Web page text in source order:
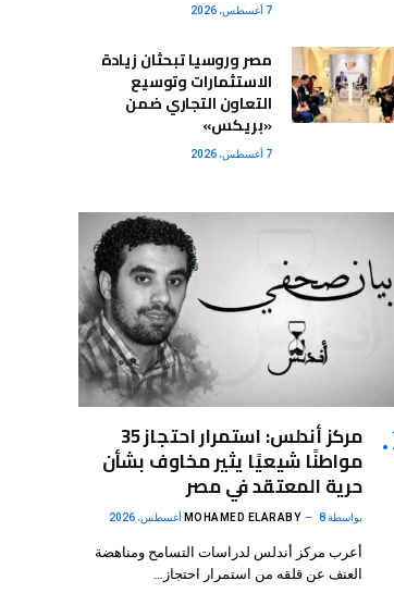
7 أغسطس، 2026
مصر وروسيا تبحثان زيادة
الاستثمارات وتوسيع
التعاون التجاري ضمن
«بريكس»
7 أغسطس، 2026
مركز أندلس: استمرار احتجاز 35
مواطنًا شيعيًا يثير مخاوف بشأن
حرية المعتقد في مصر
بواسطة MOHAMED ELARABY 8 أغسطس، 2026
أعرب مركز أندلس لدراسات التسامح ومناهضة
العنف عن قلقه من استمرار احتجاز…